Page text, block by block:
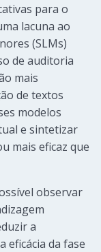
para o
lacuna ao
(SLMs)
de auditoria
mais
de textos
modelos
e sintetizar
mais eficaz que
observar
a
eficácia da fase